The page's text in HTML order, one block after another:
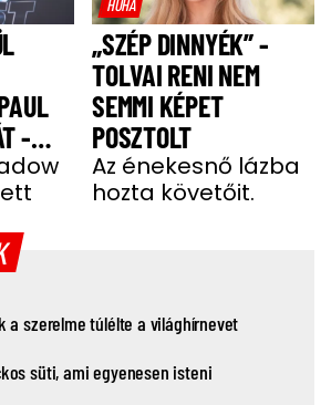
-
„SZÉP DINNYÉK” -
TOLVAI RENI NEM
SEMMI KÉPET
POSZTOLT
Az énekesnő lázba
hozta követőit.
a szerelme túlélte a világhírnevet
süti, ami egyenesen isteni